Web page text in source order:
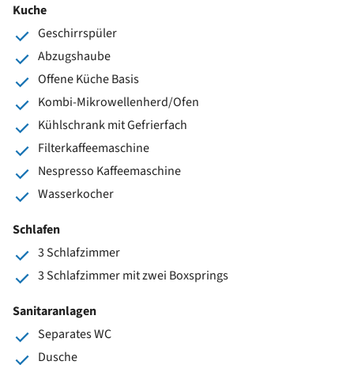
Kuche
Geschirrspüler
Abzugshaube
Offene Küche Basis
Kombi-Mikrowellenherd/Ofen
Kühlschrank mit Gefrierfach
Filterkaffeemaschine
Nespresso Kaffeemaschine
Wasserkocher
Schlafen
3 Schlafzimmer
3 Schlafzimmer mit zwei Boxsprings
Sanitaranlagen
Separates WC
Dusche